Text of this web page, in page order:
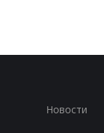
Новости